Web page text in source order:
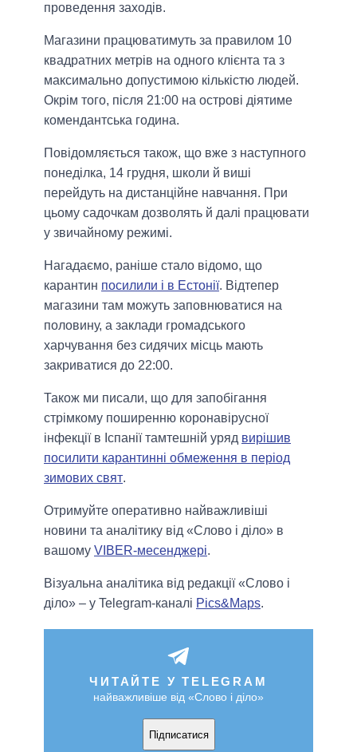
проведення заходів.
Магазини працюватимуть за правилом 10
квадратних метрів на одного клієнта та з
максимально допустимою кількістю людей.
Окрім того, після 21:00 на острові діятиме
комендантська година.
Повідомляється також, що вже з наступного
понеділка, 14 грудня, школи й виші
перейдуть на дистанційне навчання. При
цьому садочкам дозволять й далі працювати
у звичайному режимі.
Нагадаємо, раніше стало відомо, що
карантин посилили і в Естонії. Відтепер
магазини там можуть заповнюватися на
половину, а заклади громадського
харчування без сидячих місць мають
закриватися до 22:00.
Також ми писали, що для запобігання
стрімкому поширенню коронавірусної
інфекції в Іспанії тамтешній уряд вирішив
посилити карантинні обмеження в період
зимових свят.
Отримуйте оперативно найважливіші
новини та аналітику від «Слово і діло» в
вашому VIBER-месенджері.
Візуальна аналітика від редакції «Слово і
діло» – у Telegram-каналі Pics&Maps.
ЧИТАЙТЕ У TELEGRAM
найважливіше від «Слово і діло»
Підписатися